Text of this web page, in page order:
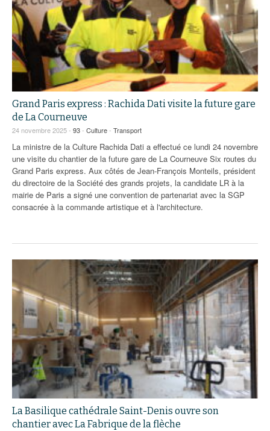
Grand Paris express : Rachida Dati visite la future gare
de La Courneuve
24 novembre 2025 - 93- Culture- Transport
La ministre de la Culture Rachida Dati a effectué ce lundi 24 novembre
une visite du chantier de la future gare de La Courneuve Six routes du
Grand Paris express. Aux côtés de Jean-François Monteils, président
du directoire de la Société des grands projets, la candidate LR à la
mairie de Paris a signé une convention de partenariat avec la SGP
consacrée à la commande artistique et à l'architecture.
La Basilique cathédrale Saint-Denis ouvre son
chantier avec La Fabrique de la flèche